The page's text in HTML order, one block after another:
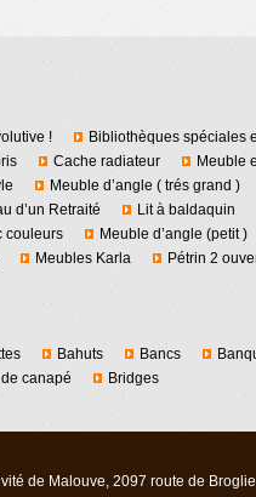
!
Bibliothèques spéciales
Cache radiateur
Meuble
Meuble d’angle ( trés grand )
d’un Retraité
Lit à baldaquin
couleurs
Meuble d’angle (petit )
Meubles Karla Pétrin 2
Bahuts Bancs
canapé Bridges
de Malouve, 2097 route de